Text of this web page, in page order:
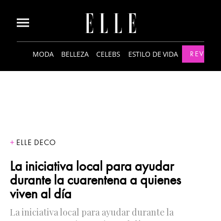
MODA BELLEZA CELEBS ESTILO DE VIDA
ELLE DECO
La iniciativa local para ayudar
durante la cuarentena a quienes
viven al día
La iniciativa local para ayudar durante la